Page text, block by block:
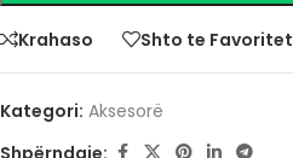
Krahaso Shto te Favoritet
Kategori: Aksesorë
Shpërndaje: